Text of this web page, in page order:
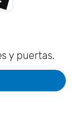
y puertas.